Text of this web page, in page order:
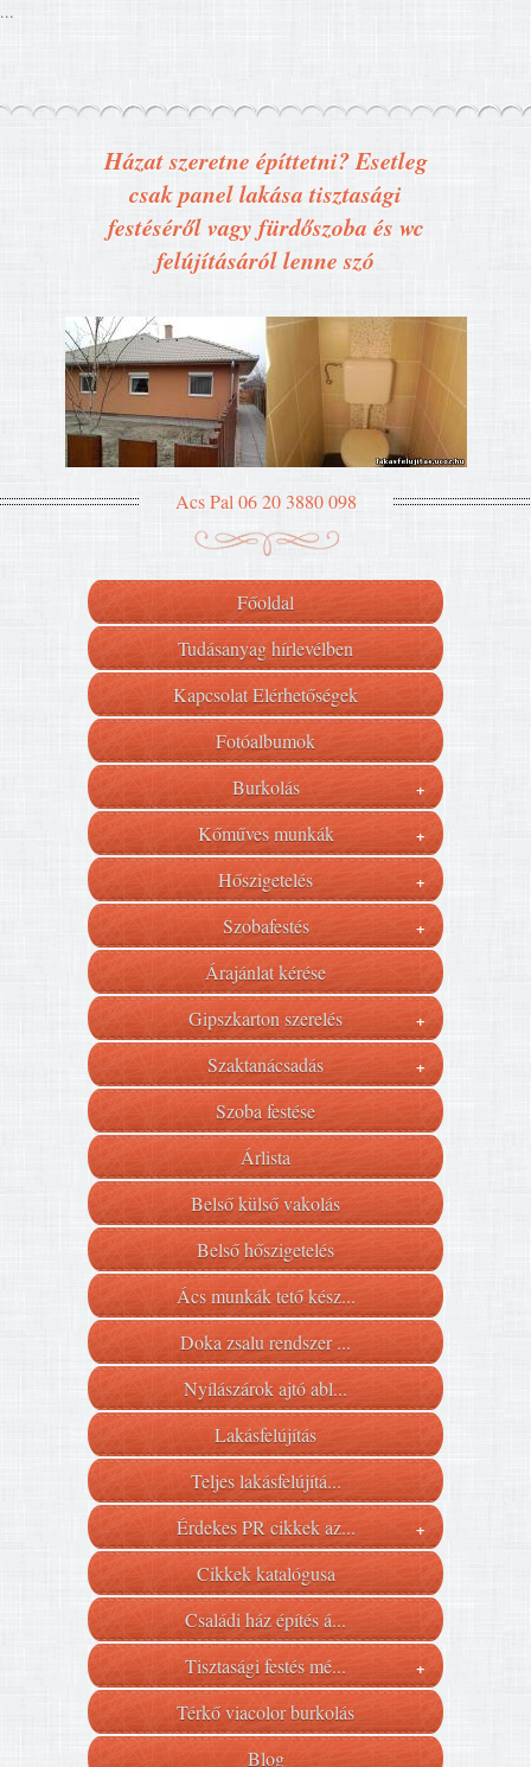
...
Házat szeretne építtetni? Esetleg
csak panel lakása tisztasági
festéséről vagy fürdőszoba és wc
felújításáról lenne szó
Acs Pal 06 20 3880 098
Főoldal
Tudásanyag hírlevélben
Kapcsolat Elérhetőségek
Fotóalbumok
Burkolás
+
Kőműves munkák +
Hőszigetelés +
Szobafestés +
Árajánlat kérése
Gipszkarton szerelés
+
Szaktanácsadás +
Szoba festése
Árlista
Belső külső vakolás
Belső hőszigetelés
Ács munkák tető kész...
Doka zsalu rendszer ...
Nyílászárok ajtó abl...
Lakásfelújítás
Teljes lakásfelújítá...
Érdekes PR cikkek az...
+
Cikkek katalógusa
Családi ház építés á...
Tisztasági festés mé...
+
Térkő viacolor burkolás
Blog